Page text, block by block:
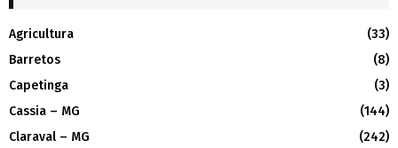
Agricultura
(33)
Barretos
(8)
Capetinga
(3)
Cassia – MG
(144)
Claraval – MG
(242)